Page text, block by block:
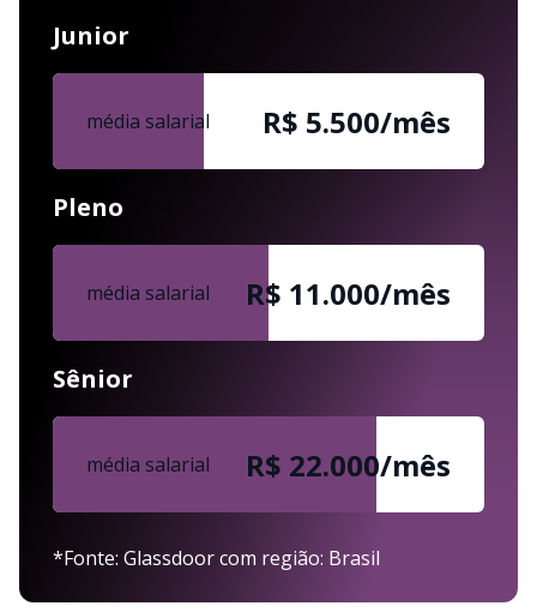
Junior
média salarial R$ 5.500/mês
Pleno
média salarial R$ 11.000/mês
Sênior
média salarial R$ 22.000/mês
*Fonte: Glassdoor com região: Brasil